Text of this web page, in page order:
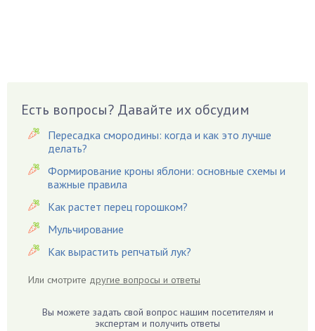
Вешенки
Виноград
Вредители
Гардения
Гацания
Гвоздики
Георгины
Гиацинт
Есть вопросы? Давайте их обсудим
Пересадка смородины: когда и как это лучше
делать?
Формирование кроны яблони: основные схемы и
важные правила
Как растет перец горошком?
Мульчирование
Как вырастить репчатый лук?
Или смотрите другие вопросы и ответы
Вы можете задать свой вопрос нашим посетителям и
экспертам и получить ответы